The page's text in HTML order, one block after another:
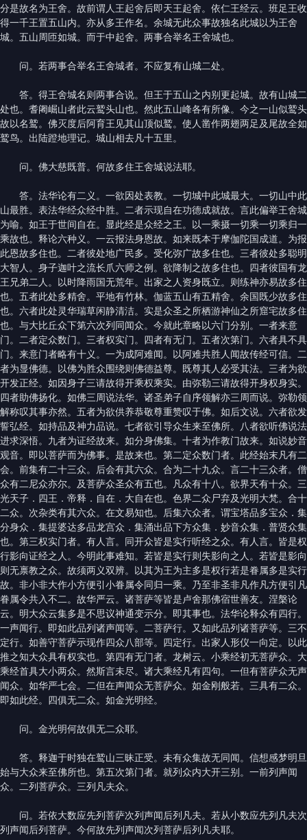
分是故名为王舍。故前谓人王起舍后即天王起舍。依仁王经云。班足王收
得一千王置五山内。亦从多王作名。余城无此众事故独名此城以为王舍
城。五山周匝如城。而于中起舍。两事合举名王舍城也。
问。若两事合举名王舍城者。不应复有山城二处。
答。得王舍城名则两事合说。但王于五山之内别更起城。故有山城二
处也。耆阇崛山者此云鹫头山也。然此五山峰各有所像。今之一山似鹫头
故以名鹫。佛灭度后阿育王见其山顶似鹫。使人凿作两翅两足及尾故全如
鹫鸟。出陆蹬地理记。城山相去凡十五里。
问。佛大慈既普。何故多住王舍城说法耶。
答。法华论有二义。一欲因处表教。一切城中此城最大。一切山中此
山最胜。表法华经众经中胜。二者示现自在功德成就故。言此偏举王舍城
为喻。如王于世间自在。显此经是众经之王。以一乘摄一切乘一切乘归一
乘故也。释论六种义。一云报法身恩故。如来既本于摩伽陀国成道。为报
此恩故多住也。二者彼处地广民多。受化弥广故多住也。三者彼处多聪明
大智人。身子迦叶之流长爪六师之例。欲降制之故多住也。四者彼国有龙
王兄弟二人。以时降雨国无荒年。出家之人资身既立。则练神亦易故多住
也。五者此处多精舍。平地有竹林。伽蓝五山有五精舍。余国既少故多住
也。六者此处灵华瑞草闲静清洁。实是众圣之所栖游神仙之所窟宅故多住
也。与大比丘众下第六次列同闻众。今就此章略以六门分别。一者来意
门。二者定众数门。三者权实门。四者有无门。五者次第门。六者具不具
门。来意门者略有十义。一为成阿难闻。以阿难共胜人闻故传经可信。二
者为显佛德。以佛为胜众围绕则佛德益尊。既尊其人必受其法。三者为欲
开发正经。如因身子三请故得开乘权乘实。由弥勒三请故得开身权身实。
四者助佛扬化。如佛三周说法华。诸圣弟子自序领解亦三周而说。弥勒领
解称叹其事亦然。五者为欲供养恭敬尊重赞叹于佛。如后文说。六者欲发
誓弘经。如持品及神力品说。七者欲引导众生来至佛所。八者欲听佛说法
进求深悟。九者为证经故来。如分身佛集。十者为作教门故来。如说妙音
观音。即以菩萨而为佛事。是故来也。第二定众数门者。此经始末凡有二
会。前集有二十三众。后会有其六众。合为二十九众。言二十三众者。僧
众有二尼众亦尔。及菩萨众圣众有五也。凡众有十八。欲界天有十众。三
光天子．四王．帝释．自在．大自在也。色界二众尸弃及光明大梵。合十
二众。次杂类有其六众。在文易知也。后集六众者。谓宝塔品多宝众．集
分身众．集提婆达多品龙宫众．集涌出品下方众集．妙音众集．普贤众集
也。第三权实门者。有人言。同开众皆是实行听经之众。有人言。皆是权
行影向证经之人。今明此事难知。若皆是实行则失影向之人。若皆是影向
则无禀教之众。故须两义双辨。以其为王为主多是权行若是眷属多是实行
故。非小非大作小方便引小眷属令同归一乘。乃至非圣非凡作凡方便引凡
眷属令共入不二。故华严云。诸菩萨等皆是卢舍那佛宿世善友。涅槃论
云。明大众云集多是不思议神通变示分。即其事也。法华论释众有四行。
一声闻行。即如此品列诸声闻等。二菩萨行。又如此品列诸菩萨等。三不
定行。如善守菩萨示现作四众八部等。四定行。出家人形仪一向定。以此
推之知大众具有权实也。第四有无门者。龙树云。小乘经初无菩萨众。大
乘经首具大小两众。然斯言未尽。诸大乘经凡有四句。一但有菩萨众无声
闻众。如华严七会。二但在声闻众无菩萨众。如金刚般若。三具有二众。
即如此经。四俱无二众。如金光明经。
问。金光明何故俱无二众耶。
答。释迦于时独在鹫山三昧正受。未有众集故无同闻。信想感梦明旦
始与大众来至佛所也。第五次第门者。就列众内大开三别。一前列声闻
众。二列菩萨众。三列凡夫众。
问。若依大数应先列菩萨次列声闻后列凡夫。若从小数应先列凡夫次
列声闻后列菩萨。今何故先列声闻次列菩萨后列凡夫耶。